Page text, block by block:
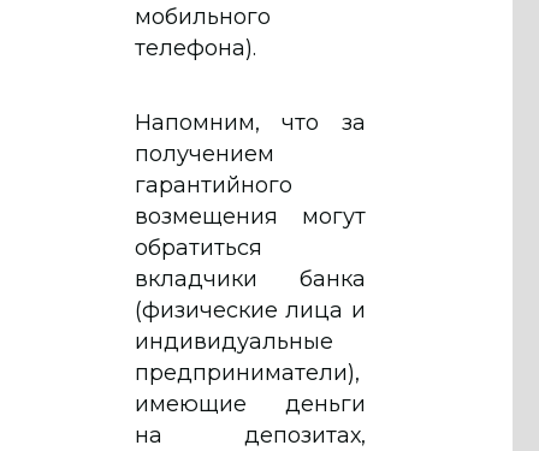
мобильного
телефона).
Напомним, что за
получением
гарантийного
возмещения могут
обратиться
вкладчики банка
(физические лица и
индивидуальные
предприниматели),
имеющие деньги
на депозитах,